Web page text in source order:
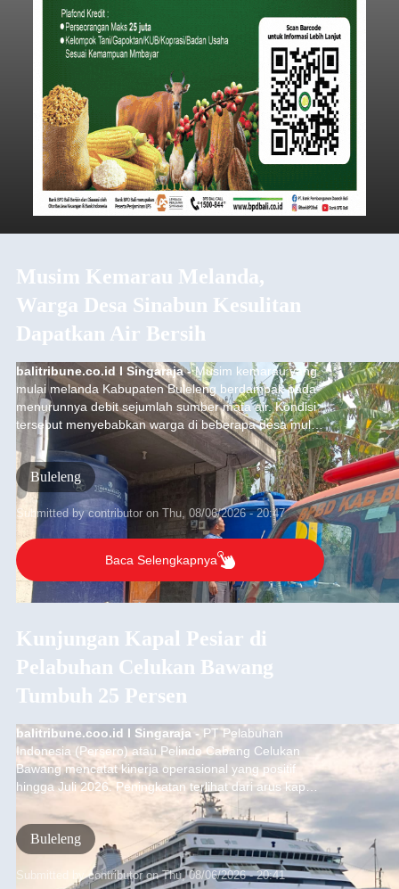
Musim Kemarau Melanda,
Warga Desa Sinabun Kesulitan
Dapatkan Air Bersih
balitribune.co.id I Singaraja -Musim kemarau yang
mulai melanda Kabupaten Buleleng berdampak pada
menurunnya debit sejumlah sumber mata air. Kondisi
tersebut menyebabkan warga di beberapa desa mulai
mengalami kesulitan mendapatkan air bersih,
terutama untuk memenuhi kebutuhan mandi, cuci, dan
kakus (MCK). Seperti yang dialami warga Desa
Sinabun, Kecamatan Sawan, Kabupaten Buleleng.
Buleleng
Submitted bycontributor on Thu, 08/06/2026 - 20:47
Baca Selengkapnya
Kunjungan Kapal Pesiar di
Pelabuhan Celukan Bawang
Tumbuh 25 Persen
balitribune.coo.id I Singaraja - PT Pelabuhan
Indonesia (Persero) atau Pelindo Cabang Celukan
Bawang mencatat kinerja operasional yang positif
hingga Juli 2026. Peningkatan terlihat dari arus kapal
yang mencapai 1,48 juta Gross Tonnage (GT), atau
tumbuh 12,4 persen dibandingkan periode yang sama
tahun lalu yang tercatat sebesar 1,32 juta GT.
Buleleng
Submitted bycontributoronThu, 08/06/2026 - 20:41